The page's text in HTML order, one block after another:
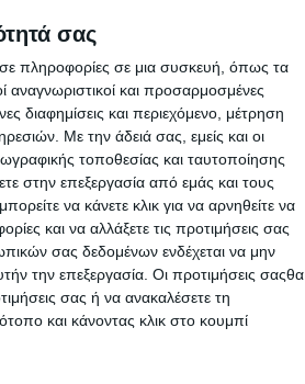
σας
πληροφορίες σε μια συσκευή, όπως τα
και προσαρμοσμένες
διαφημίσεις και περιεχόμενο, μέτρηση
Με την άδειά σας, εμείς και οι
τοποθεσίας και ταυτοποίησης
στην επεξεργασία από εμάς και τους
να κάνετε κλικ για να αρνηθείτε να
και να αλλάξετε τις προτιμήσεις σας
σας δεδομένων ενδέχεται να μην
την επεξεργασία. Οι προτιμήσεις σαςθα
σας ή να ανακαλέσετε τη
και κάνοντας κλικ στο κουμπί